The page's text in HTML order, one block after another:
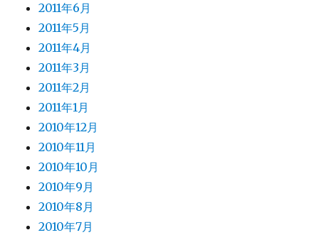
2011年6月
2011年5月
2011年4月
2011年3月
2011年2月
2011年1月
2010年12月
2010年11月
2010年10月
2010年9月
2010年8月
2010年7月